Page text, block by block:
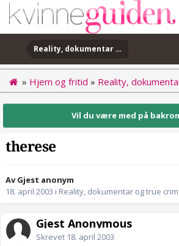
Reality, dokumentar og true crime
» Hjem og fritid » Reality,
Vil du være med på
therese
Av Gjest anonym
18. april 2003 i Reality, dokumentar og true
Gjest Anonymous
Skrevet 18. april 2003